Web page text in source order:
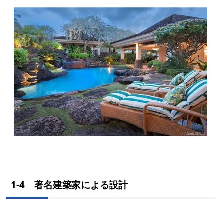
1-4 著名建築家による設計